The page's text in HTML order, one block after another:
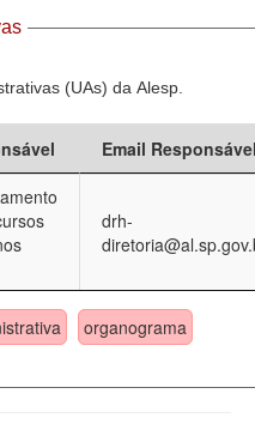
(UAs) da Alesp.
Email
drh-
organograma